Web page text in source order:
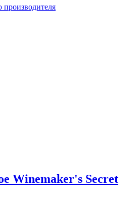
производителя
Winemaker's Secret